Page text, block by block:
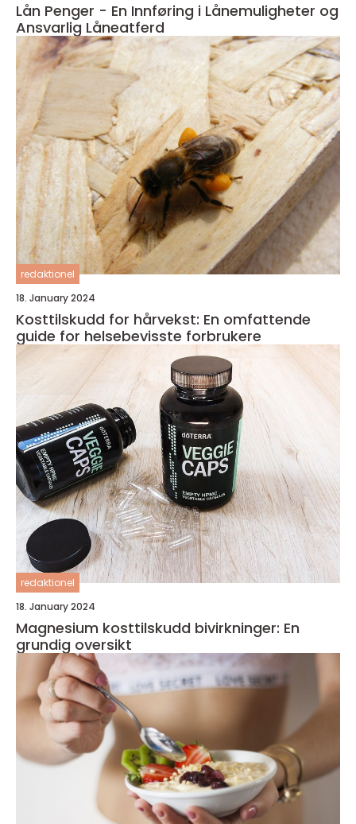
Lån Penger - En Innføring i Lånemuligheter og
Ansvarlig Låneatferd
redaktionel
18. January 2024
Kosttilskudd for hårvekst: En omfattende
guide for helsebevisste forbrukere
redaktionel
18. January 2024
Magnesium kosttilskudd bivirkninger: En
grundig oversikt